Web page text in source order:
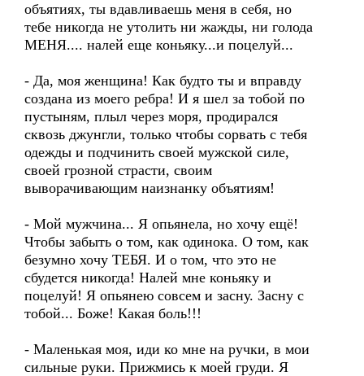
объятиях, ты вдавливаешь меня в себя, но
тебе никогда не утолить ни жажды, ни голода
МЕНЯ.... налей еще коньяку...и поцелуй...
- Да, моя женщина! Как будто ты и вправду
создана из моего ребра! И я шел за тобой по
пустыням, плыл через моря, продирался
сквозь джунгли, только чтобы сорвать с тебя
одежды и подчинить своей мужской силе,
своей грозной страсти, своим
выворачивающим наизнанку объятиям!
- Мой мужчина... Я опьянела, но хочу ещё!
Чтобы забыть о том, как одинока. О том, как
безумно хочу ТЕБЯ. И о том, что это не
сбудется никогда! Налей мне коньяку и
поцелуй! Я опьянею совсем и засну. Засну с
тобой... Боже! Какая боль!!!
- Маленькая моя, иди ко мне на ручки, в мои
сильные руки. Прижмись к моей груди. Я